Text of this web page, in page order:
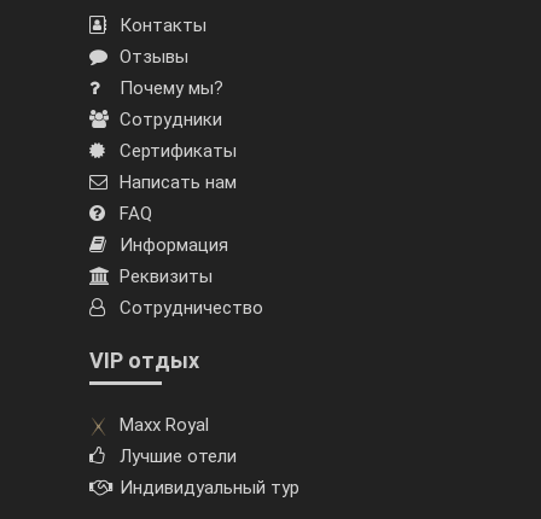
Контакты
Отзывы
Почему мы?
Сотрудники
Сертификаты
Написать нам
FAQ
Информация
Реквизиты
Сотрудничество
VIP отдых
Maxx Royal
Лучшие отели
Индивидуальный тур